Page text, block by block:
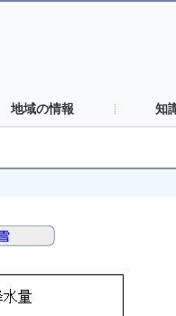
地域の情報 知